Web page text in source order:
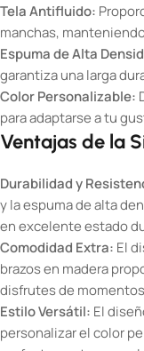
Tela Antifluido:
manchas,
Espuma de Alta
garantiza una larga
Color Personalizable:
para adaptarse a tu
Ventajas de la
Durabilidad y
y la espuma de alta
en excelente estado
Comodidad Extra: El
brazos en madera
disfrutes de
Estilo Versátil: El
personalizar el color